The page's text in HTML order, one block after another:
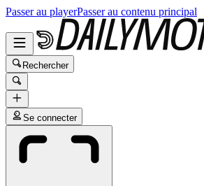
Passer au playerPasser au contenu principal
Rechercher
Se connecter